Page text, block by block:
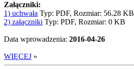
Załączniki:
1) uchwała Typ: PDF, Rozmiar: 56.28 KB
2) załączniki Typ: PDF, Rozmiar: 0 KB
Data wprowadzenia: 2016-04-26
WIĘCEJ »